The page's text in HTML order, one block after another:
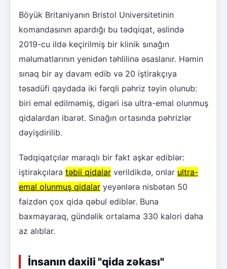
Böyük Britaniyanın Bristol Universitetinin
komandasının apardığı bu tədqiqat, əslində
2019-cu ildə keçirilmiş bir klinik sınağın
məlumatlarının yenidən təhlilinə əsaslanır. Həmin
sınaq bir ay davam edib və 20 iştirakçıya
təsadüfi qaydada iki fərqli pəhriz təyin olunub:
biri emal edilməmiş, digəri isə ultra-emal olunmuş
qidalardan ibarət. Sınağın ortasında pəhrizlər
dəyişdirilib.
Tədqiqatçılar maraqlı bir fakt aşkar ediblər:
iştirakçılara təbii qidalar verildikdə, onlar ultra-
emal olunmuş qidalar yeyənlərə nisbətən 50
faizdən çox qida qəbul ediblər. Buna
baxmayaraq, gündəlik ortalama 330 kalori daha
az alıblar.
İnsanın daxili "qida zəkası"